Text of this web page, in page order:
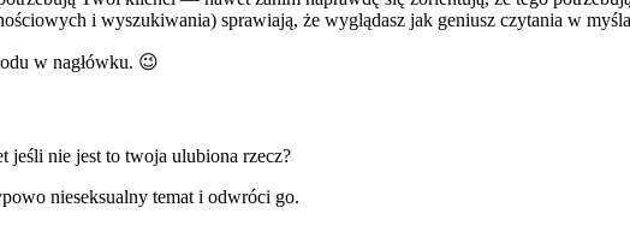
i wyszukiwania) sprawiają, że wyglądasz jak geniusz czytania w
w nagłówku. 😉
jeśli nie jest to twoja ulubiona rzecz?
nieseksualny temat i odwróci go.